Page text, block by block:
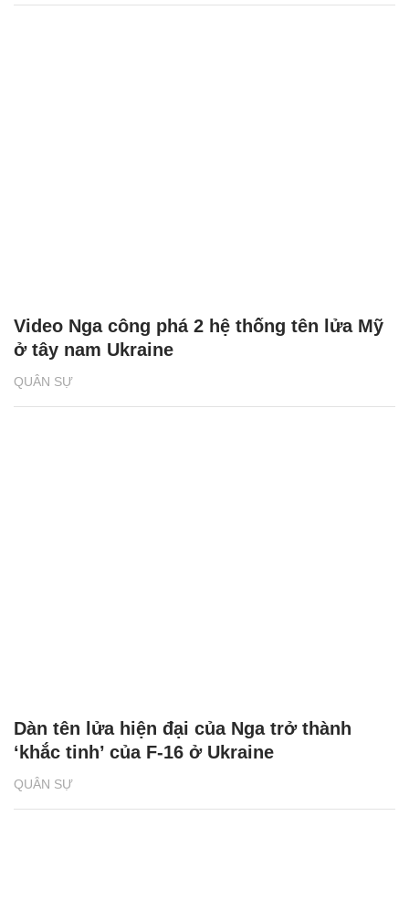
QUÂN SỰ
Video Nga công phá 2 hệ thống tên lửa Mỹ
ở tây nam Ukraine
QUÂN SỰ
Dàn tên lửa hiện đại của Nga trở thành
‘khắc tinh’ của F-16 ở Ukraine